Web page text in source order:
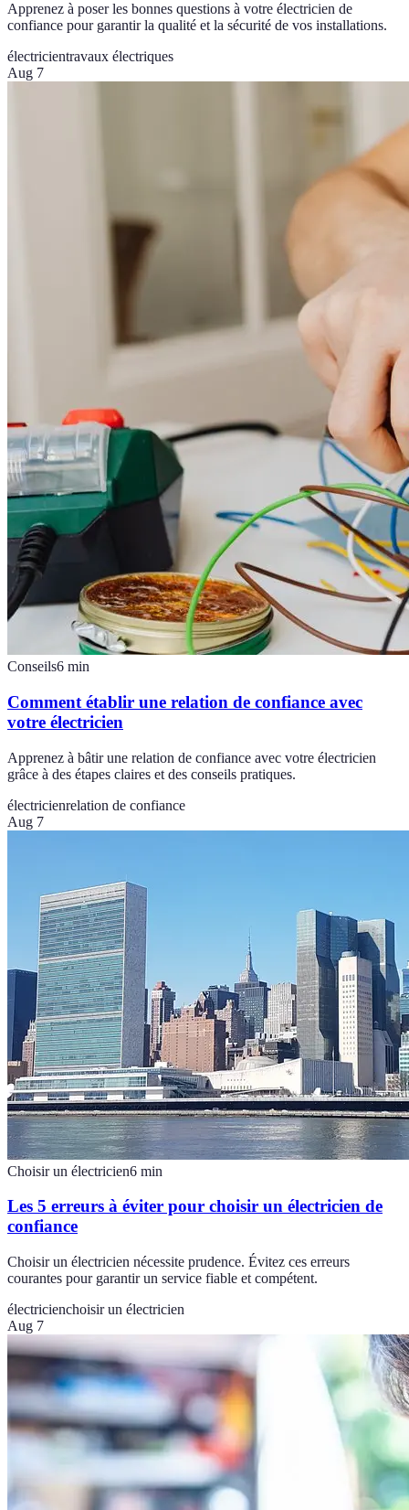
Apprenez à poser les bonnes questions à votre électricien de
confiance pour garantir la qualité et la sécurité de vos installations.
électricientravaux électriques
Aug 7
Conseils6 min
Comment établir une relation de confiance avec
votre électricien
Apprenez à bâtir une relation de confiance avec votre électricien
grâce à des étapes claires et des conseils pratiques.
électricienrelation de confiance
Aug 7
Choisir un électricien6 min
Les 5 erreurs à éviter pour choisir un électricien de
confiance
Choisir un électricien nécessite prudence. Évitez ces erreurs
courantes pour garantir un service fiable et compétent.
électricienchoisir un électricien
Aug 7